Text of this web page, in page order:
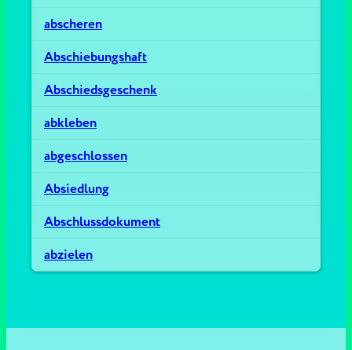
abscheren
Abschiebungshaft
Abschiedsgeschenk
abkleben
abgeschlossen
Absiedlung
Abschlussdokument
abzielen